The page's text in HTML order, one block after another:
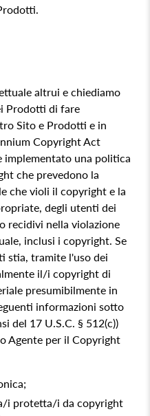
altrui e chiediamo
Prodotti di fare
Sito e Prodotti e in
Copyright Act
implementato una politica
che prevedono la
che violi il copyright e la
degli utenti dei
recidivi nella violazione
inclusi i copyright. Se
stia, tramite l'uso dei
il/i copyright di
presumibilmente in
informazioni sotto
del 17 U.S.C. § 512(c))
Agente per il Copyright
i protetta/i da copyright